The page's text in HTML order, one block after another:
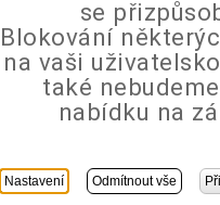
se
Blokování
na vaši
také
nabídku na
Nastavení Odmítnout vše